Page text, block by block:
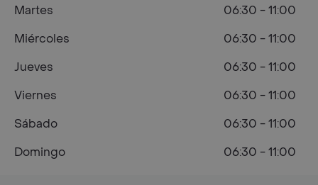
Martes
06:30 - 11:00
Miércoles
06:30 - 11:00
Jueves
06:30 - 11:00
Viernes
06:30 - 11:00
Sábado
06:30 - 11:00
Domingo
06:30 - 11:00